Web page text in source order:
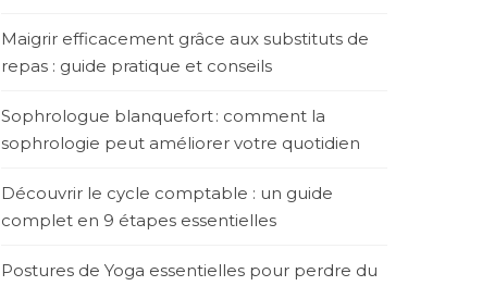
Maigrir efficacement grâce aux substituts de
repas : guide pratique et conseils
Sophrologue blanquefort : comment la
sophrologie peut améliorer votre quotidien
Découvrir le cycle comptable : un guide
complet en 9 étapes essentielles
Postures de Yoga essentielles pour perdre du